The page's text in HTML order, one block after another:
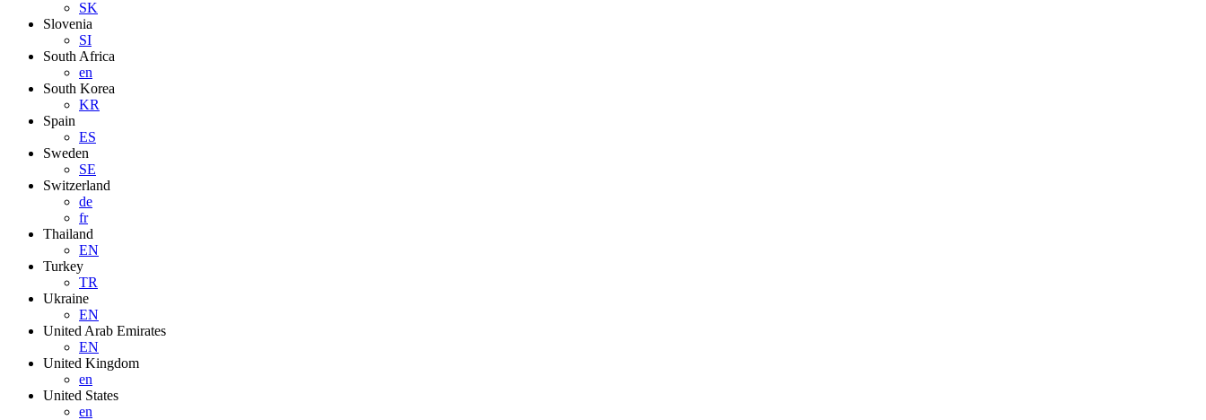
SK
Slovenia
SI
South Africa
en
South Korea
KR
Spain
ES
Sweden
SE
Switzerland
de
fr
Thailand
EN
Turkey
TR
Ukraine
EN
United Arab Emirates
EN
United Kingdom
en
United States
en